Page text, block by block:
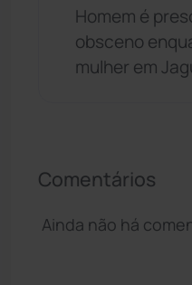
Homem é
obsceno
mulher em
Comentários
Ainda não há